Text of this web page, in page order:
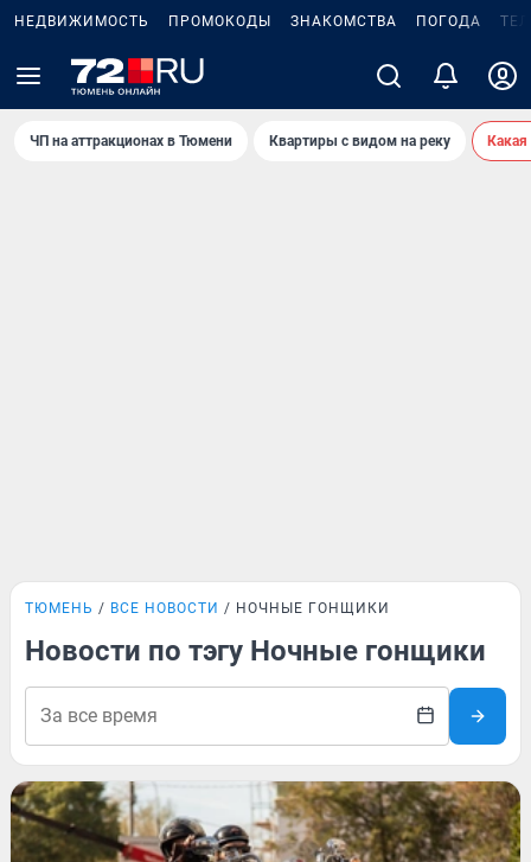
НЕДВИЖИМОСТЬ ПРОМОКОДЫ ЗНАКОМСТВА ПОГОДА
ЧП на аттракционах в Тюмени Квартиры с видом на реку
ТЮМЕНЬ ВСЕ НОВОСТИ НОЧНЫЕ ГОНЩИКИ
Новости по тэгу Ночные гонщики